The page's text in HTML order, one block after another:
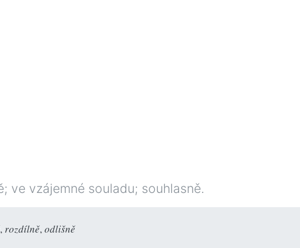
ve vzájemné souladu; souhlasně.
, rozdílně, odlišně